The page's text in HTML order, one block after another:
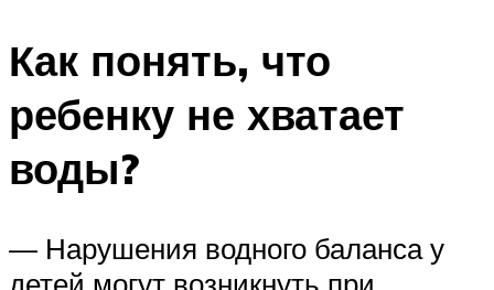
Как понять, что
ребенку не хватает
воды?
— Нарушения водного баланса у